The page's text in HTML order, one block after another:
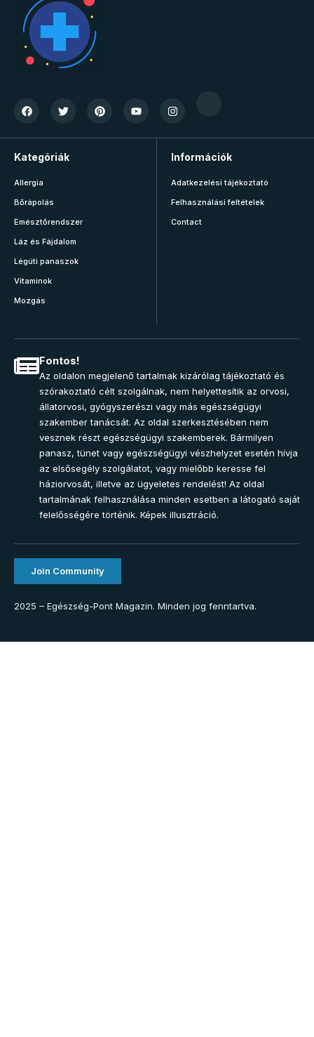
Kategóriák
Allergia
Bőrápolás
Emésztőrendszer
Láz és Fájdalom
Légúti panaszok
Vitaminok
Mozgás
Információk
Adatkezelési tájékoztató
Felhasználási feltételek
Contact
Fontos!
Az oldalon megjelenő tartalmak kizárólag tájékoztató és
szórakoztató célt szolgálnak, nem helyettesítik az orvosi,
állatorvosi, gyógyszerészi vagy más egészségügyi
szakember tanácsát. Az oldal szerkesztésében nem
vesznek részt egészségügyi szakemberek. Bármilyen
panasz, tünet vagy egészségügyi vészhelyzet esetén hívja
az elsősegély szolgálatot, vagy mielőbb keresse fel
háziorvosát, illetve az ügyeletes rendelést! Az oldal
tartalmának felhasználása minden esetben a látogató saját
felelősségére történik. Képek illusztráció.
Join Community
2025 – Egészség-Pont Magazin. Minden jog fenntartva.